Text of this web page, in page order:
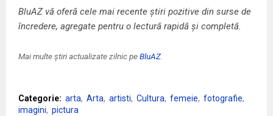
BluAZ vă oferă cele mai recente știri pozitive din surse de
încredere, agregate pentru o lectură rapidă și completă.
Mai multe știri actualizate zilnic peBluAZ.
Categorie: arta Arta artisti Cultura femeie
fotografie
imagini
pictura